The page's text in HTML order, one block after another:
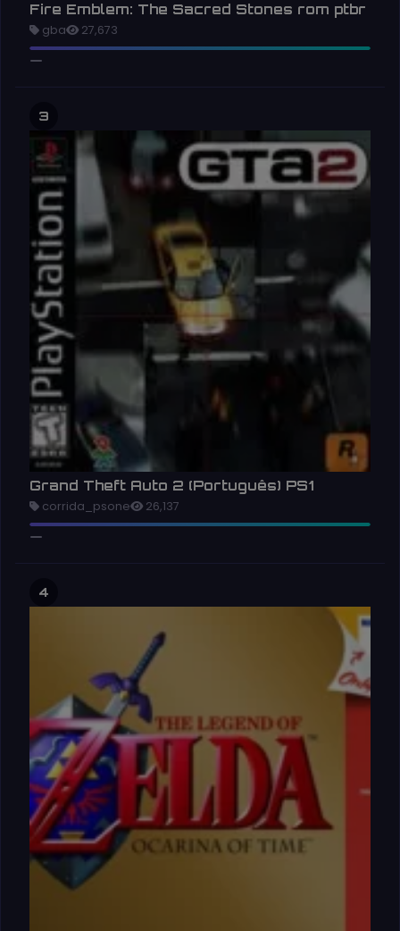
Fire Emblem: The Sacred Stones rom ptbr
gba 27,673
3
Grand Theft Auto 2 (Português) PS1
corrida_psone 26,137
4